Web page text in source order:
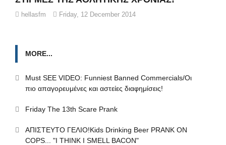
hellasfm Friday, 12 December 2014
MORE...
Μust SEE VIDEO: Funniest Banned Commercials/Oι
πιο απαγορευμένες και αστείες διαφημίσεις!
Friday The 13th Scare Prank
ΑΠΙΣΤΕΥΤΟ ΓΕΛΙΟ!Kids Drinking Beer PRANK ON
COPS... "I THINK I SMELL BACON"